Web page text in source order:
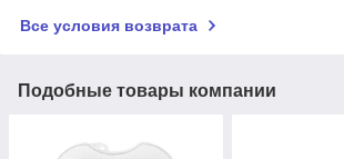
Все условия возврата
Подобные товары компании